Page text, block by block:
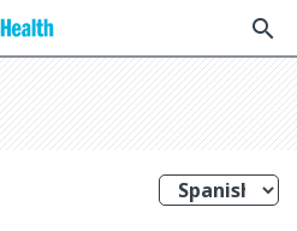
search